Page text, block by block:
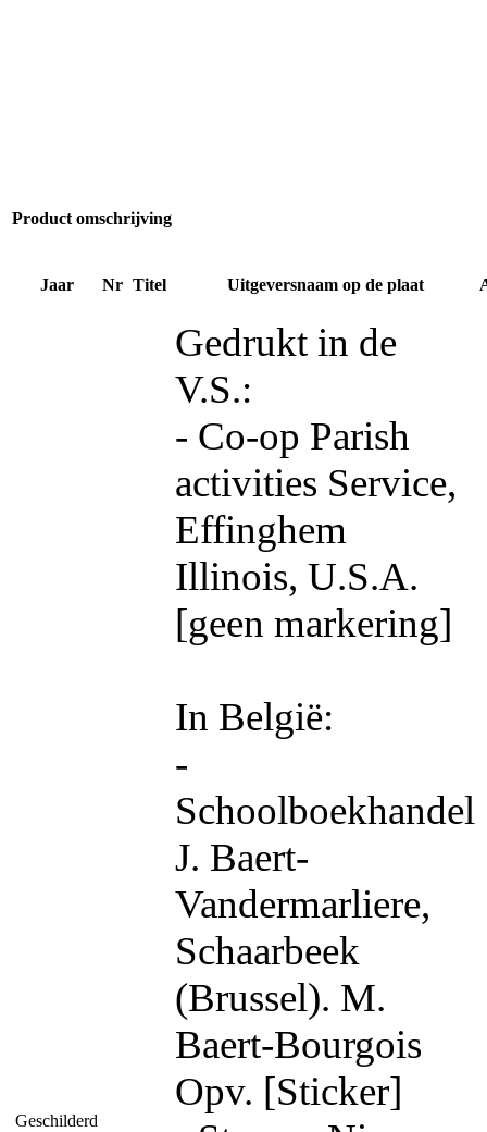
Product omschrijving
Jaar Nr Titel Uitgeversnaam op de plaat
Geschilderd
Gedrukt in de
V.S.:
- Co-op Parish
activities Service,
Effinghem
Illinois, U.S.A.
[geen markering]
In België:
-
Schoolboekhandel
J. Baert-
Vandermarliere,
Schaarbeek
(Brussel). M.
Baert-Bourgois
Opv. [Sticker]